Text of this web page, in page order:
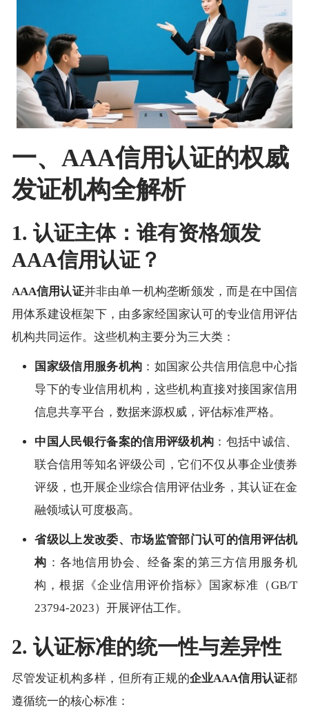
一、AAA信用认证的权威
发证机构全解析
1. 认证主体：谁有资格颁发
AAA信用认证？
AAA信用认证并非由单一机构垄断颁发，而是在中国信
用体系建设框架下，由多家经国家认可的专业信用评估
机构共同运作。这些机构主要分为三大类：
国家级信用服务机构 ：如国家公共信用信息中心指
导下的专业信用机构，这些机构直接对接国家信用
信息共享平台，数据来源权威，评估标准严格。
中国人民银行备案的信用评级机构 ：包括中诚信、
联合信用等知名评级公司，它们不仅从事企业债券
评级，也开展企业综合信用评估业务，其认证在金
融领域认可度极高。
省级以上发改委、市场监管部门认可的信用评估机
构 ：各地信用协会、经备案的第三方信用服务机
构，根据《企业信用评价指标》国家标准（GB/T
23794-2023）开展评估工作。
2. 认证标准的统一性与差异性
尽管发证机构多样，但所有正规的企业AAA信用认证都
遵循统一的核心标准：